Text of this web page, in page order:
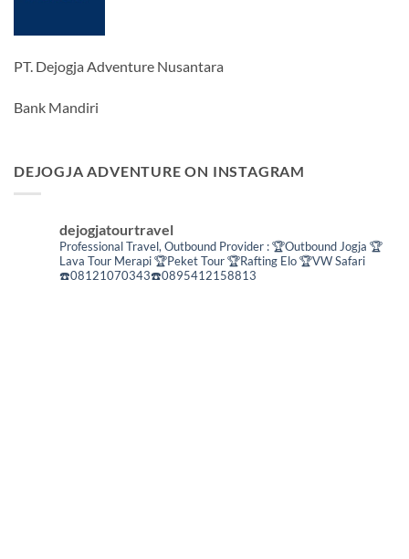
PT. Dejogja Adventure Nusantara
Bank Mandiri
DEJOGJA ADVENTURE ON INSTAGRAM
dejogjatourtravel
Professional Travel, Outbound Provider :🏆Outbound Jogja 🏆
Lava Tour Merapi🏆Peket Tour🏆Rafting Elo🏆VW Safari
☎️08121070343☎️0895412158813